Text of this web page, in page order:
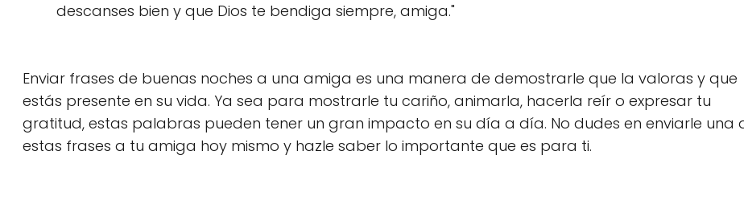
descanses bien y que Dios te bendiga siempre, amiga."
Enviar frases de buenas noches a una amiga es una manera de demostrarle que la valoras y que
estás presente en su vida. Ya sea para mostrarle tu cariño, animarla, hacerla reír o expresar tu
gratitud, estas palabras pueden tener un gran impacto en su día a día. No dudes en enviarle una
estas frases a tu amiga hoy mismo y hazle saber lo importante que es para ti.